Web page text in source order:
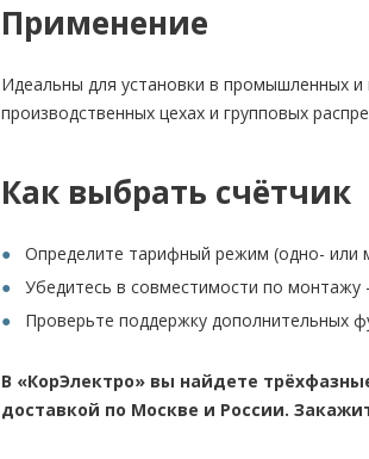
Применение
Идеальны для установки в промышленных
производственных цехах и групповых
Как выбрать счётчик
Определите тарифный режим (одно- или
Убедитесь в совместимости по
Проверьте поддержку дополнительных
В «КорЭлектро» вы найдете
доставкой по Москве и России.